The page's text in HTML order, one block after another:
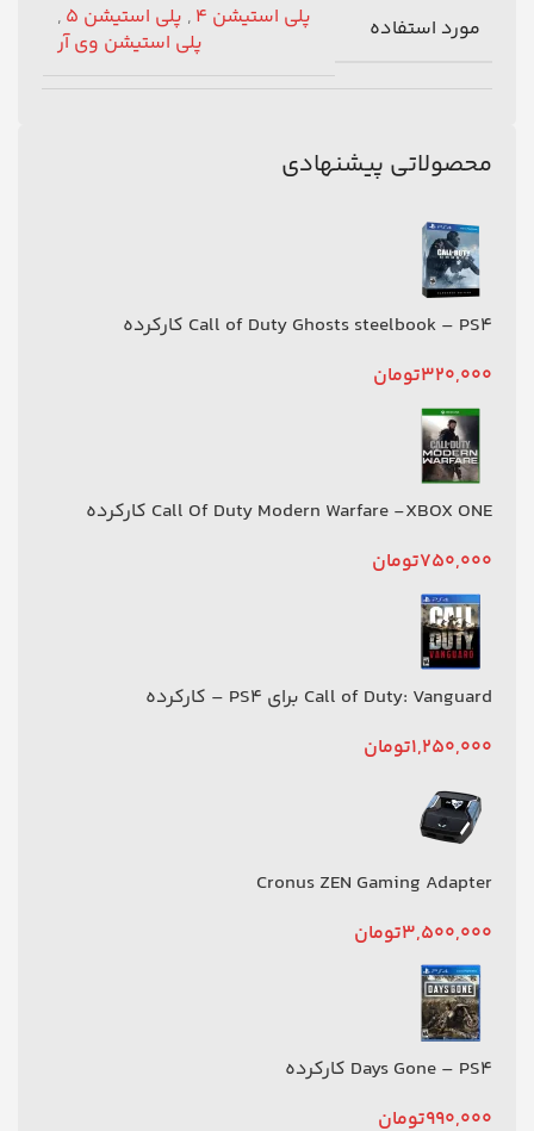
مورد استفاده پلی استیشن 4 , پلی استیشن 5
,
پلی استیشن وی آر
محصولاتی پیشنهادی
Call of Duty Ghosts steelbook – PS4 کارکرده
320,000تومان
Call Of Duty Modern Warfare -XBOX ONE کارکرده
750,000تومان
Call of Duty: Vanguard برای PS4 – کارکرده
1,250,000تومان
Cronus ZEN Gaming Adapter
3,500,000تومان
Days Gone – PS4 کارکرده
990,000تومان